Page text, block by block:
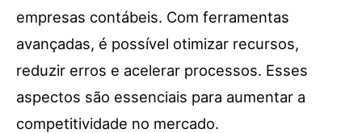
empresas contábeis. Com ferramentas
avançadas, é possível otimizar recursos,
reduzir erros e acelerar processos. Esses
aspectos são essenciais para aumentar a
competitividade no mercado.